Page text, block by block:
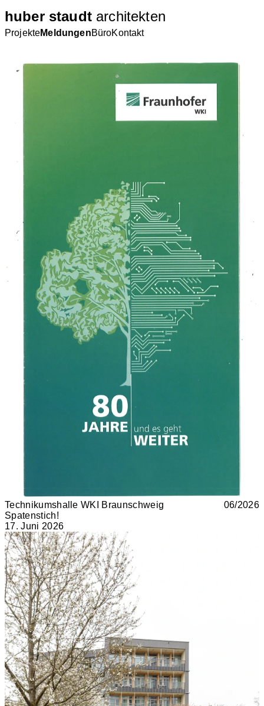
huber staudt architekten
ProjekteMeldungenBüroKontakt
Technikumshalle WKI Braunschweig
Spatenstich!
17. Juni 2026
06/2026